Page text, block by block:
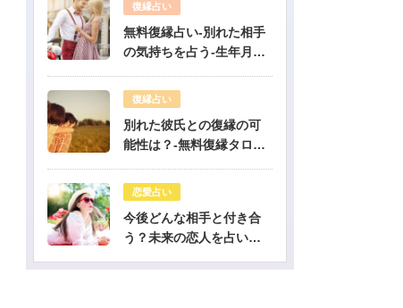
復縁占い
無料復縁占い-別れた相手
の気持ちを占う-生年月日
復縁占い
別れた彼氏との復縁の可
能性は？-無料復縁タロッ
恋愛占い
今後どんな相手と付き合
う？未来の恋人を占いま